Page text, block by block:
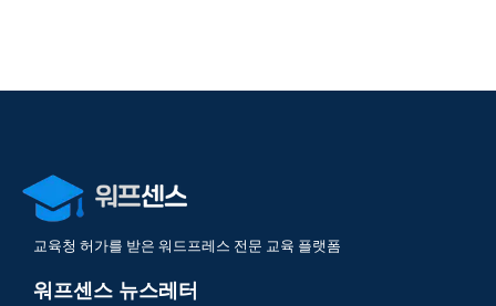
교육청 허가를 받은 워드프레스 전문 교육 플랫폼
워프센스 뉴스레터